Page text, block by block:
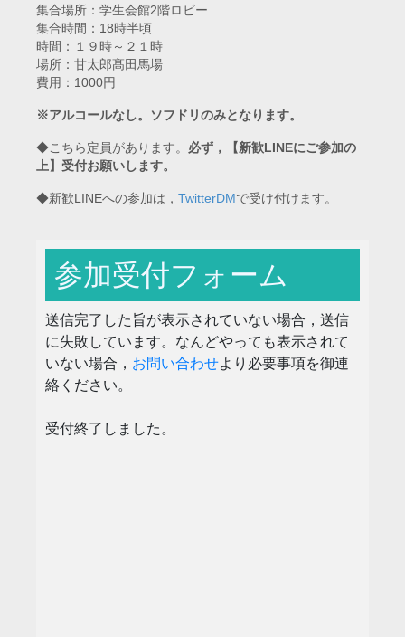
集合場所：学生会館2階ロビー
集合時間：18時半頃
時間：１９時～２１時
場所：甘太郎髙田馬場
費用：1000円
※アルコールなし。ソフドリのみとなります。
◆こちら定員があります。 必ず，【新歓LINEにご参加の
上】受付お願いします。
◆新歓LINEへの参加は， TwitterDMで受け付けます。